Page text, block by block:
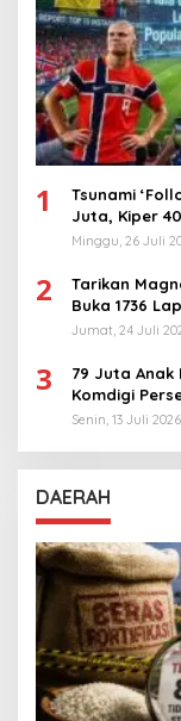
1
Tsunami
Juta, Kiper
Minggu, 26 Juli
2
Tarikan
Buka 1736
Jumat, 24 Juli
3
79 Juta Anak
Komdigi
Senin, 13 Juli
DAERAH